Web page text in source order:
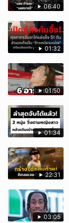
06:40
01:32
01:50
01:34
22:31
03:05